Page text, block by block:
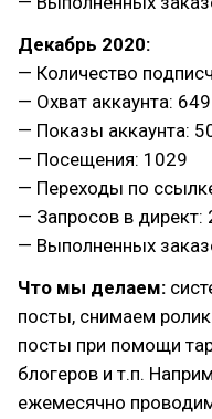
Декабрь 2020:
— Количество
— Охват аккаунта:
— Показы аккаунта:
— Посещения: 1029
— Переходы по
— Запросов в директ:
— Выполненных
Что мы делаем:
посты, снимаем
посты при помощи
блогеров и т.п.
ежемесячно